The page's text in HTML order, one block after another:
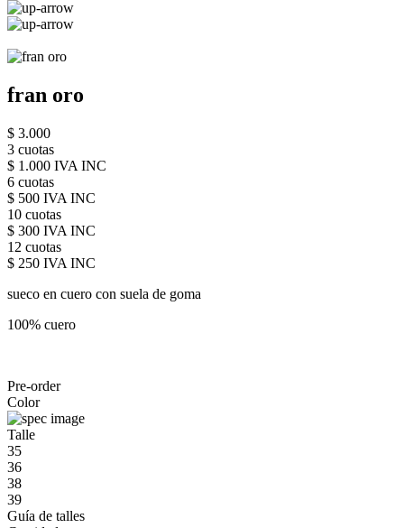
fran oro
$ 3.000
3 cuotas
$ 1.000 IVA INC
6 cuotas
$ 500 IVA INC
10 cuotas
$ 300 IVA INC
12 cuotas
$ 250 IVA INC
sueco en cuero con suela de goma
100% cuero
Pre-order
Color
Talle
35
36
38
39
Guía de talles